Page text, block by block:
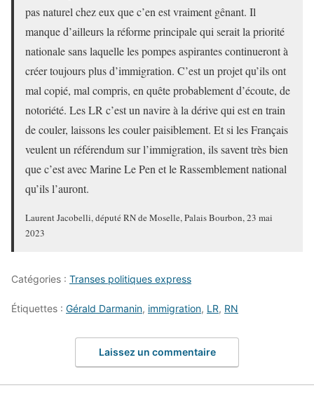
pas naturel chez eux que c’en est vraiment gênant. Il
manque d’ailleurs la réforme principale qui serait la priorité
nationale sans laquelle les pompes aspirantes continueront à
créer toujours plus d’immigration. C’est un projet qu’ils ont
mal copié, mal compris, en quête probablement d’écoute, de
notoriété. Les LR c’est un navire à la dérive qui est en train
de couler, laissons les couler paisiblement. Et si les Français
veulent un référendum sur l’immigration, ils savent très bien
que c’est avec Marine Le Pen et le Rassemblement national
qu’ils l’auront.
Laurent Jacobelli, député RN de Moselle, Palais Bourbon, 23 mai
2023
Catégories : Transes politiques express
Étiquettes : Gérald Darmanin, immigration, LR, RN
Laissez un commentaire